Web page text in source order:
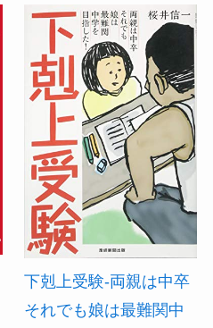
下剋上受験-両親は中卒
それでも娘は最難関中